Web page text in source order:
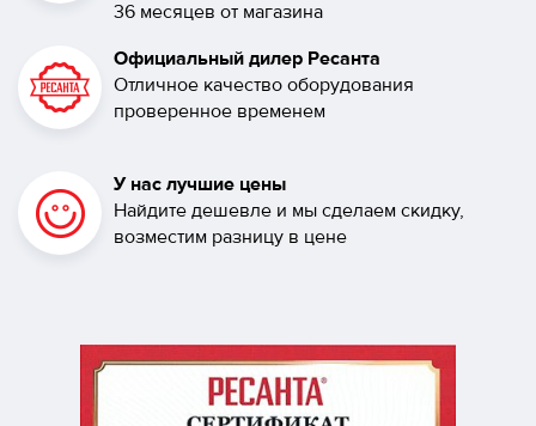
36 месяцев от магазина
Официальный дилер Ресанта
Отличное качество оборудования
проверенное временем
У нас лучшие цены
Найдите дешевле и мы сделаем скидку,
возместим разницу в цене